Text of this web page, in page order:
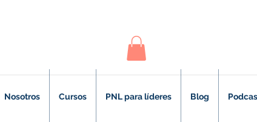
Nosotros Cursos PNL para líderes Blog